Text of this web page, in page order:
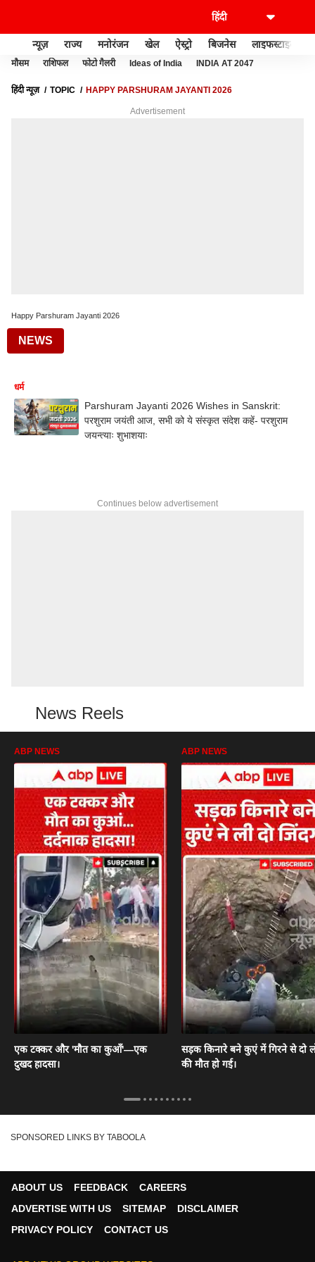
न्यूज़ राज्य मनोरंजन खेल ऐस्ट्रो बिजनेस लाइफस्टाइल
मौसम राशिफल फोटो गैलरी Ideas of India INDIA AT 2047
हिंदी न्यूज़ TOPIC HAPPY PARSHURAM JAYANTI 2026
Advertisement
Happy Parshuram Jayanti 2026
NEWS
धर्म
Parshuram Jayanti 2026 Wishes in Sanskrit:
परशुराम जयंती आज, सभी को ये संस्कृत संदेश कहें- परशुराम
जयन्त्याः शुभाशयाः
Continues below advertisement
News Reels
ABP NEWS
एक टक्कर और 'मौत का कुआँ'—एक
दुखद हादसा।
ABP NEWS
सड़क किनारे बने कुएं में गिरने से दो
की मौत हो गई।
SPONSORED LINKS BY TABOOLA
ABOUT US FEEDBACK
CAREERS
ADVERTISE WITH US
SITEMAP
DISCLAIMER
PRIVACY POLICY
CONTACT US